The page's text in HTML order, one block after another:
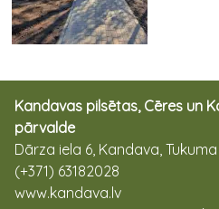
Kandavas pilsētas, Cēres un
pārvalde
Dārza iela 6, Kandava,
(+371) 63182028
www.kandava.lv